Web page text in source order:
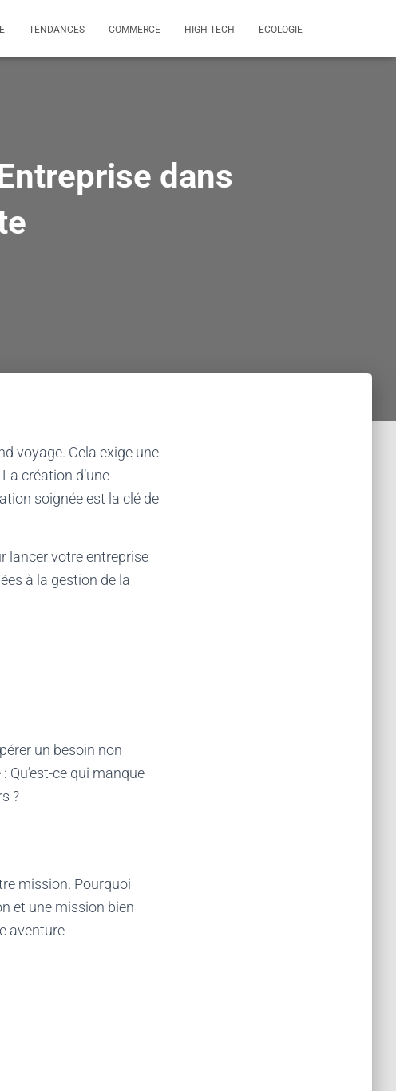
TENDANCES COMMERCE HIGH-TECH ECOLOGIE
dans
voyage. Cela exige une
création d’une
soignée est la clé de
lancer votre entreprise
à la gestion de la
un besoin non
ce qui manque
?
mission. Pourquoi
et une mission bien
aventure